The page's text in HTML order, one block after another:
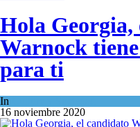
Hola Georgia,
Warnock
para ti
In
16 noviembre 2020